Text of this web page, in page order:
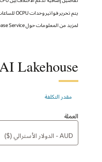
يتم تحرير فواتير وحدات OCPU للساعات النشطة، ويتم تطبيق الفوترة لكل ثانية.
لمزيد من المعلومات حول Oracle Exadata Database Service، راجع
Lakehouse
العملة
مقدر التكلفة